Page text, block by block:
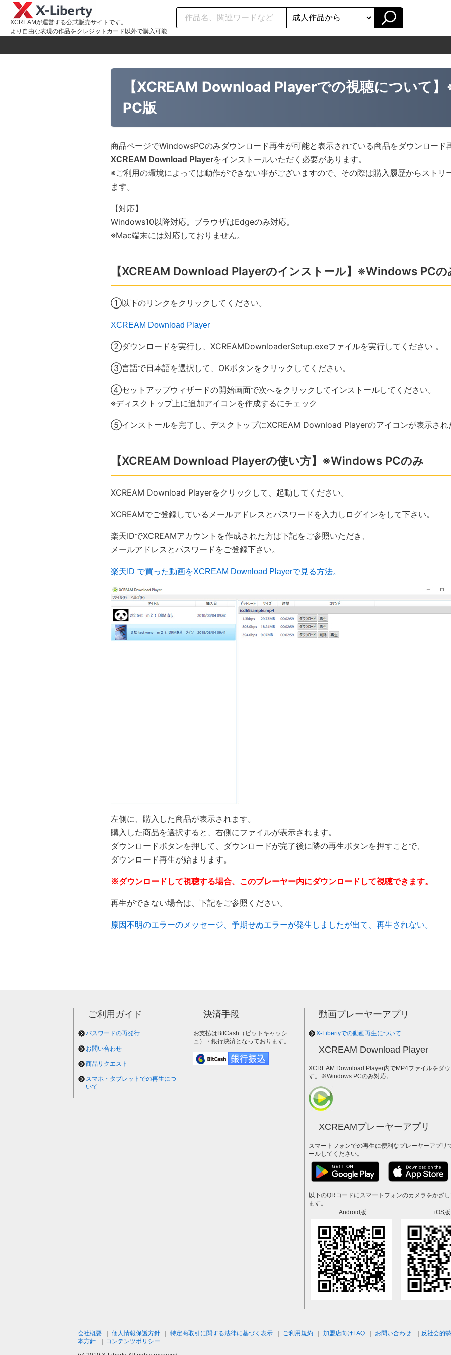
XCREAMが運営する公式販売サイトです。
より自由な表現の作品をクレジットカード以外で購入可能
【XCREAM Download Playerでの視聴について
PC版
商品ページでWindowsPCのみダウンロード再生が可能と表示されている商品をダウンロード
XCREAM Download Playerをインストールいただく必要があります。
※ご利用の環境によっては動作ができない事がございますので、その際は購入履歴からストリ
ます。
【対応】
Windows10以降対応。ブラウザはEdgeのみ対応。
※Mac端末には対応しておりません。
【XCREAM Download Playerのインストール】※Windows PCの
①以下のリンクをクリックしてください。
XCREAM Download Player
②ダウンロードを実行し、XCREAMDownloaderSetup.exeファイルを実行してください 。
③言語で日本語を選択して、OKボタンをクリックしてください。
④セットアップウィザードの開始画面で次へをクリックしてインストールしてください。
※ディスクトップ上に追加アイコンを作成するにチェック
⑤インストールを完了し、デスクトップにXCREAM Download Playerのアイコンが表示され
【XCREAM Download Playerの使い方】※Windows PCのみ
XCREAM Download Playerをクリックして、起動してください。
XCREAMでご登録しているメールアドレスとパスワードを入力しログインをして下さい。
楽天IDでXCREAMアカウントを作成された方は下記をご参照いただき、
メールアドレスとパスワードをご登録下さい。
楽天ID で買った動画をXCREAM Download Playerで見る方法。
左側に、購入した商品が表示されます。
購入した商品を選択すると、右側にファイルが表示されます。
ダウンロードボタンを押して、ダウンロードが完了後に隣の再生ボタンを押すことで、
ダウンロード再生が始まります。
※ダウンロードして視聴する場合、このプレーヤー内にダウンロードして視聴できます。
再生ができない場合は、下記をご参照ください。
原因不明のエラーのメッセージ、予期せぬエラーが発生しましたが出て、再生されない。
ご利用ガイド
パスワードの再発行
お問い合わせ
商品リクエスト
スマホ・タブレットでの再生につ
いて
決済手段
お支払はBitCash（ビットキャッシ
ュ）・銀行決済となっております。
動画プレーヤーアプリ
X-Libertyでの動画再生について
XCREAM Download Player
XCREAM Download Player内でMP4ファイルをダ
す。※Windows PCのみ対応。
XCREAMプレーヤーアプリ
スマートフォンでの再生に便利なプレーヤーアプリ
ールしてください。
以下のQRコードにスマートフォンのカメラをかざ
ます。
Android版
iOS版
会社概要 個人情報保護方針 特定商取引に関する法律に基づく表示 ご利用規約 加盟店向けFAQ お問い合わせ
反社会的
本方針
コンテンツポリシー